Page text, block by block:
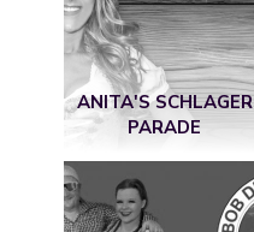
ANITA'S SCHLAGER
PARADE